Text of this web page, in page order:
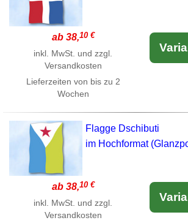
ab 38,10 €
inkl. MwSt. und zzgl.
Versandkosten
Lieferzeiten von bis zu 2
Wochen
Flagge Dschibuti
im Hochformat
ab 38,10 €
inkl. MwSt. und zzgl.
Versandkosten